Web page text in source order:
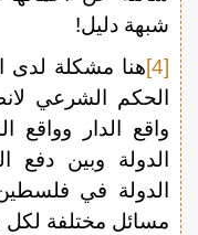
شبهة دليل!
[4]
هنا مشكلة لدى
الحكم الشرعي
واقع الدار وواقع
الدولة وبين دفع
الدولة في
مسائل مختلفة لكل